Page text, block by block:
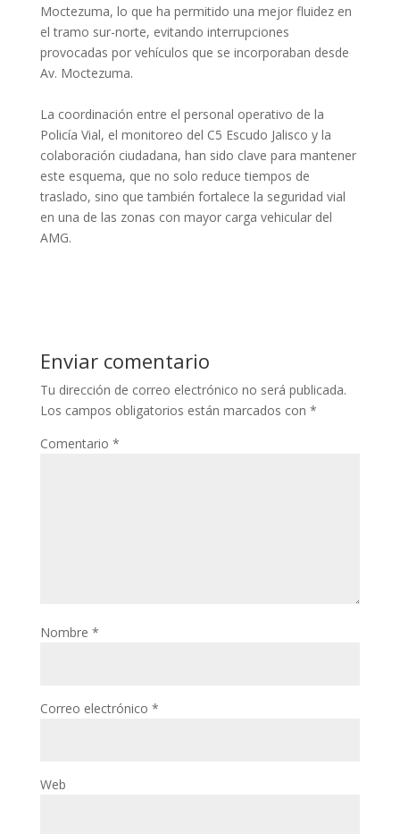
Moctezuma, lo que ha permitido una mejor fluidez en
el tramo sur-norte, evitando interrupciones
provocadas por vehículos que se incorporaban desde
Av. Moctezuma.
La coordinación entre el personal operativo de la
Policía Vial, el monitoreo del C5 Escudo Jalisco y la
colaboración ciudadana, han sido clave para mantener
este esquema, que no solo reduce tiempos de
traslado, sino que también fortalece la seguridad vial
en una de las zonas con mayor carga vehicular del
AMG.
Enviar comentario
Tu dirección de correo electrónico no será publicada.
Los campos obligatorios están marcados con *
Comentario *
Nombre *
Correo electrónico *
Web